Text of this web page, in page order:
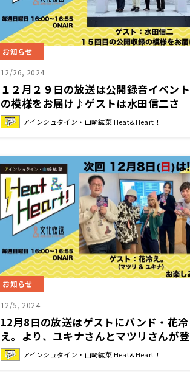
お知らせ
12/26, 2024
１２月２９日の放送は公開録音イベント
の模様をお届け♪ゲストは水田信二さ
ん！『アインシュタイン・山崎紘菜
Heat&Heart!』
アインシュタイン・山崎紘菜 Heat&Heart！
お知らせ
12/5, 2024
12月8日の放送はゲストにバンド・花冷
え。より、ユキナさんとマツリさんが登
場！公開録音イベントの観覧者募集中！
アインシュタイン・山崎紘菜
アインシュタイン・山崎紘菜 Heat&Heart！